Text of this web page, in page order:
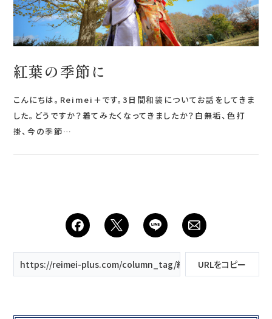
紅葉の季節に
こんにちは。Reimei＋です。3日間和装についてお話をしてきま
した。どうですか？着てみたくなってきましたか？白無垢、色打
掛、今の季節…
https://reimei-plus.com/column_tag/紅葉フォト/URLをコピー